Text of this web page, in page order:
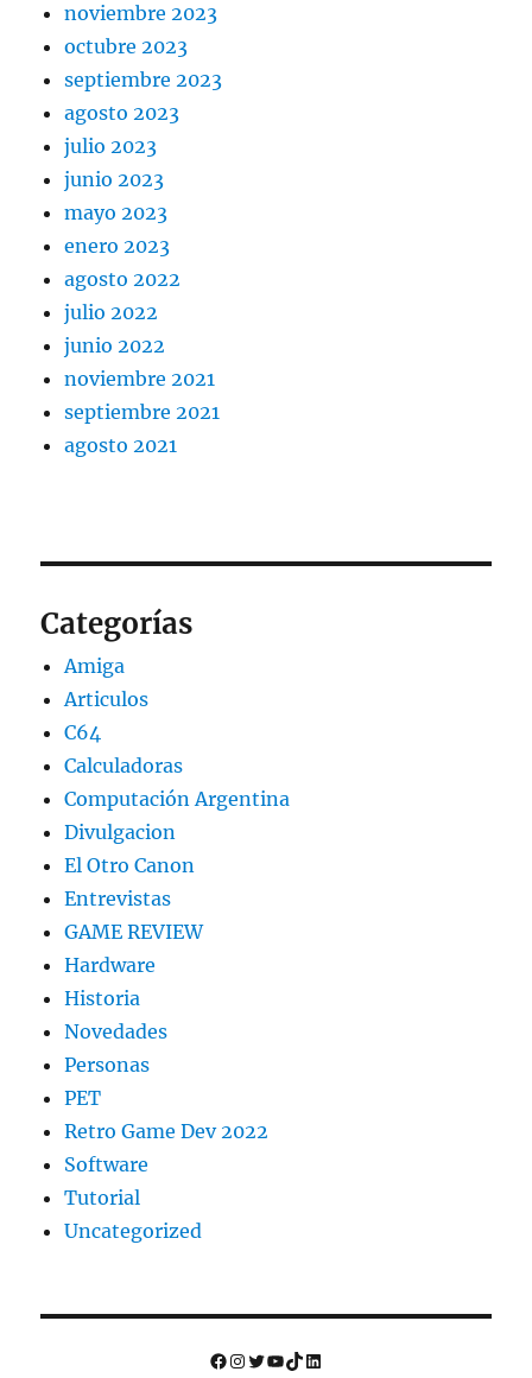
noviembre 2023
octubre 2023
septiembre 2023
agosto 2023
julio 2023
junio 2023
mayo 2023
enero 2023
agosto 2022
julio 2022
junio 2022
noviembre 2021
septiembre 2021
agosto 2021
Categorías
Amiga
Articulos
C64
Calculadoras
Computación Argentina
Divulgacion
El Otro Canon
Entrevistas
GAME REVIEW
Hardware
Historia
Novedades
Personas
PET
Retro Game Dev 2022
Software
Tutorial
Uncategorized
Facebook
Instagram
Twitter
YouTube
TikTok
LinkedIn